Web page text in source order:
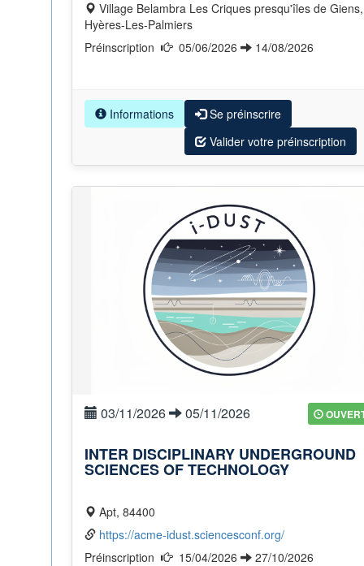
Hyères-Les-Palmiers
05/06/2026 14/08/2026
Informations
Se préinscrire
Valider votre préinscription
03/11/2026 05/11/2026
INTER DISCIPLINARY UNDERGROUND
SCIENCES OF TECHNOLOGY
Apt, 84400
https://acme-idust.sciencesconf.org/
15/04/2026 27/10/2026